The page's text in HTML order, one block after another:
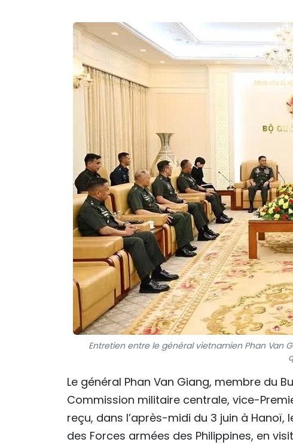
Entretien entre le général vietnamien Phan Van
Le général Phan Van Giang, membre du
Commission militaire centrale, vice-
reçu, dans l’après-midi du 3 juin à
des Forces armées des Philippines, en